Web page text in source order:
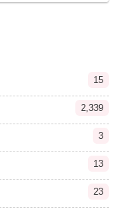
15
2,339
3
13
23